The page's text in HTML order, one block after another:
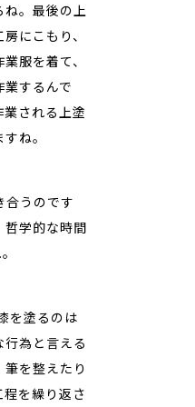
。最後の上
にこもり、
服を着て、
するんで
される上塗
ね。
合うのです
哲学的な時間
を塗るのは
為と言える
を整えたり
を繰り返さ